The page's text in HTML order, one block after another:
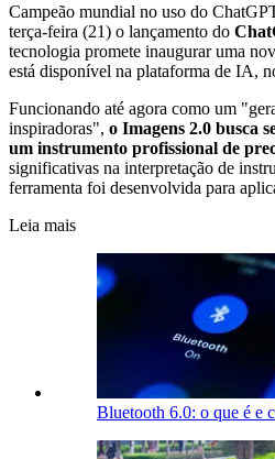
Campeão mundial no uso do
terça-feira (21) o lançamento do
tecnologia promete inaugurar uma
está disponível na plataforma de IA,
Funcionando até agora como um
inspiradoras", o Imagens 2.0 busca
um instrumento profissional de
significativas na interpretação de
ferramenta foi desenvolvida para
Leia mais
Bluetooth 6.0: o que é e